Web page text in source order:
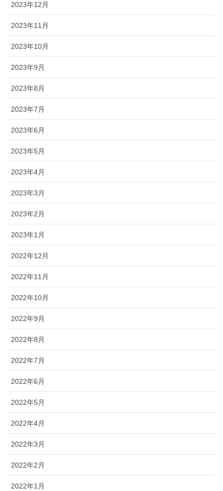
2023年12月
2023年11月
2023年10月
2023年9月
2023年8月
2023年7月
2023年6月
2023年5月
2023年4月
2023年3月
2023年2月
2023年1月
2022年12月
2022年11月
2022年10月
2022年9月
2022年8月
2022年7月
2022年6月
2022年5月
2022年4月
2022年3月
2022年2月
2022年1月